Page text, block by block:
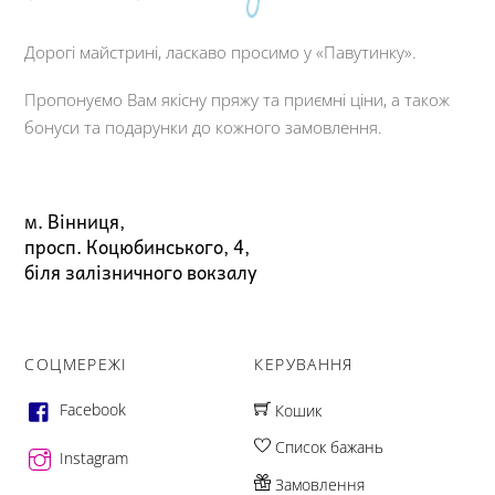
Дорогі майстрині, ласкаво просимо у «Павутинку».
Пропонуємо Вам якісну пряжу та приємні ціни, а також
бонуси та подарунки до кожного замовлення.
м. Вінниця,
просп. Коцюбинського, 4,
біля залізничного вокзалу
СОЦМЕРЕЖІ
Facebook
Instagram
КЕРУВАННЯ
Кошик
Список бажань
Замовлення